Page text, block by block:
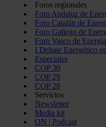
Foros regionales
Foro Andaluz de
Foro Catalán de
Foro Gallego de
Foro Vasco de Energía
I Debate Energético
Especiales
COP 30
COP 29
COP 28
Servicios
Newsletter
Media kit
ON | Podcast